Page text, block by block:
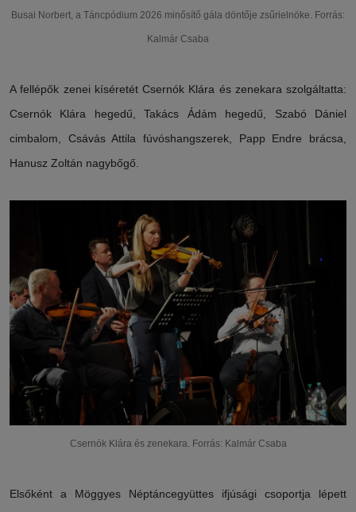
Busai Norbert, a Táncpódium 2026 minősítő gála döntője zsűrielnöke. Forrás:
Kalmár Csaba
A fellépők zenei kíséretét Csernók Klára és zenekara szolgáltatta:
Csernók Klára hegedű, Takács Ádám hegedű, Szabó Dániel
cimbalom, Csávás Attila fúvóshangszerek, Papp Endre brácsa,
Hanusz Zoltán nagybőgő.
Csernók Klára és zenekara. Forrás: Kalmár Csaba
Elsőként a Möggyes Néptáncegyüttes ifjúsági csoportja lépett